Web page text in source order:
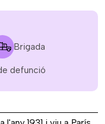
Brigada
defunció